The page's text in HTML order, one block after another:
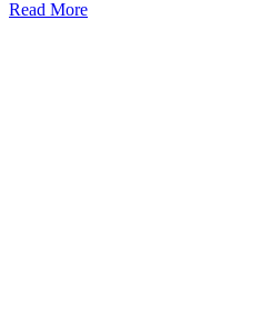
Read More